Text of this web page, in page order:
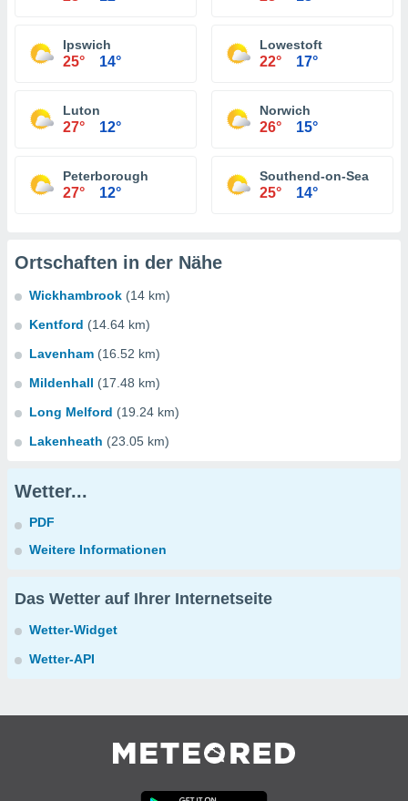
Ipswich
25° 14°
Lowestoft
22° 17°
Luton
27° 12°
Norwich
26° 15°
Peterborough
27° 12°
Southend-on-Sea
25° 14°
Ortschaften in der Nähe
Wickhambrook (14 km)
Kentford (14.64 km)
Lavenham (16.52 km)
Mildenhall (17.48 km)
Long Melford (19.24 km)
Lakenheath (23.05 km)
Wetter...
PDF
Weitere Informationen
Das Wetter auf Ihrer Internetseite
Wetter-Widget
Wetter-API